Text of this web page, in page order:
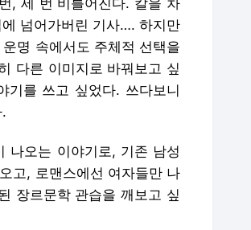
, 세 번 비틀어진다. 칼을 차
넘어가버린 기사…. 하지만
명 속에서도 주체적 선택을
다른 이미지로 바꿔보고 싶
기를 쓰고 싶었다. 쓰다보니
나오는 이야기로, 기존 남성
고, 로맨스에선 여자들만 나
장르문학 관습을 깨보고 싶